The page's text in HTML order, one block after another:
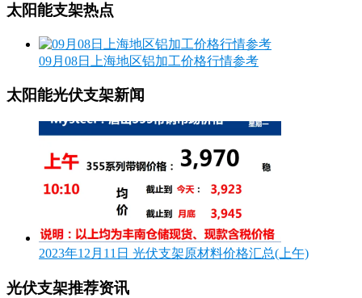
太阳能支架热点
09月08日上海地区铝加工价格行情参考
太阳能光伏支架新闻
2023年12月11日 光伏支架原材料价格汇总(上午)
光伏支架推荐资讯